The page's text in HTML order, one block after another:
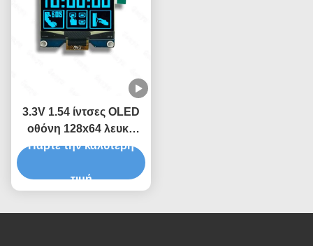
3.3V 1.54 ίντσες OLED
οθόνη 128x64 λευκό
μπλε κίτρινο με
Πάρτε την καλύτερη
τιμή